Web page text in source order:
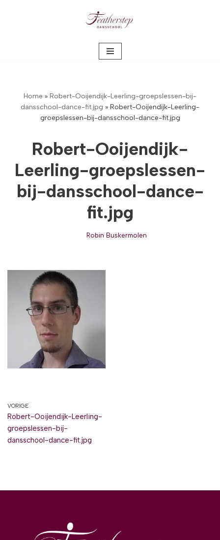
Home » Robert-Ooijendijk-Leerling-groepslessen-bij-
dansschool-dance-fit.jpg » Robert-Ooijendijk-Leerling-
groepslessen-bij-dansschool-dance-fit.jpg
Robert-Ooijendijk-
Leerling-groepslessen-
bij-dansschool-dance-
fit.jpg
Robin Buskermolen
VORIGE
Robert-Ooijendijk-Leerling-
groepslessen-bij-
dansschool-dance-fit.jpg